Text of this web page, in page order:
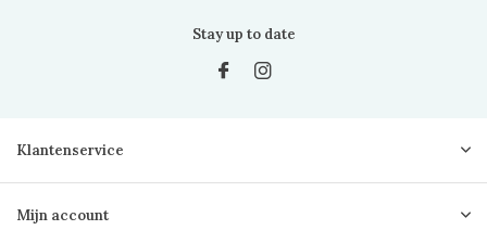
Stay up to date
Klantenservice
Mijn account